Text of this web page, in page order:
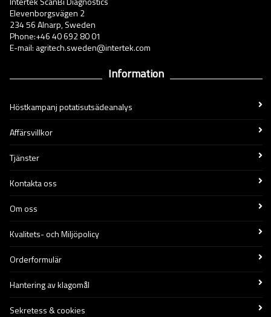
Elevenborgsvägen 2
234 56 Alnarp, Sweden
Phone:+46 40 692 80 01
E-mail: agritech.sweden@intertek.com
Information
Höstkampanj potatisutsädeanalys
Affärsvillkor
Tjänster
Kontakta oss
Om oss
Kvalitets- och Miljöpolicy
Orderformulär
Hantering av klagomål
Sekretess & cookies